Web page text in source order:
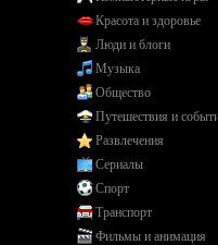
Красота и здоровье
Люди и блоги
Музыка
Общество
Путешествия и
Развлечения
Сериалы
Спорт
Транспорт
Фильмы и анимация